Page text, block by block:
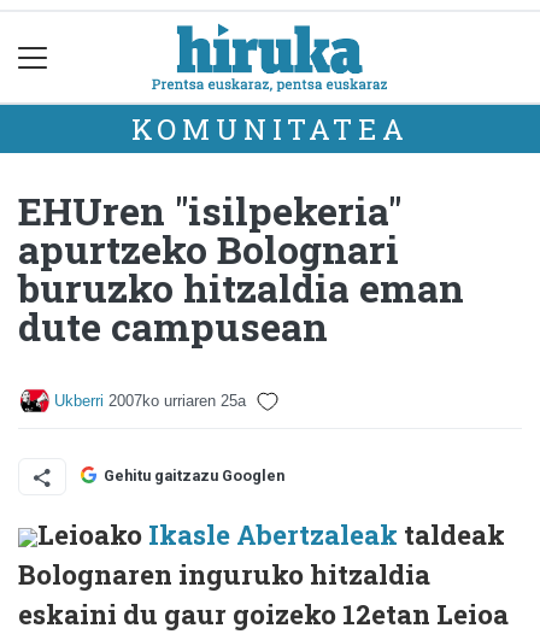
KOMUNITATEA
EHUren "isilpekeria"
apurtzeko Bolognari
buruzko hitzaldia eman
dute campusean
Ukberri 2007ko urriaren 25a
Gehitu gaitzazu Googlen
Leioako Ikasle Abertzaleak taldeak
Bolognaren inguruko hitzaldia
eskaini du gaur goizeko 12etan Leioa